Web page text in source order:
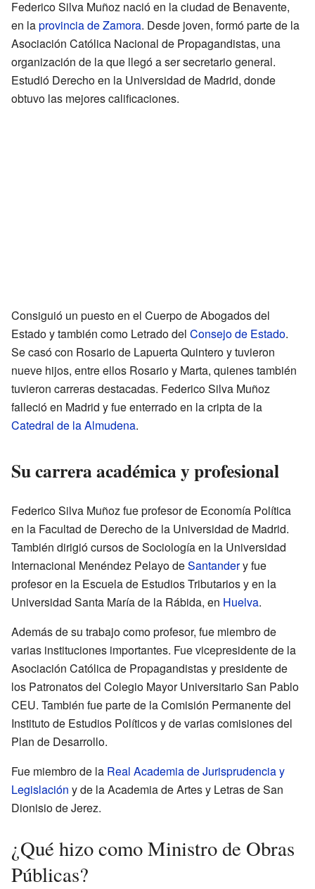
Federico Silva Muñoz nació en la ciudad de Benavente,
en laprovincia de Zamora. Desde joven, formó parte de la
Asociación Católica Nacional de Propagandistas, una
organización de la que llegó a ser secretario general.
Estudió Derecho en la Universidad de Madrid, donde
obtuvo las mejores calificaciones.
Consiguió un puesto en el Cuerpo de Abogados del
Estado y también como Letrado del Consejo de Estado.
Se casó con Rosario de Lapuerta Quintero y tuvieron
nueve hijos, entre ellos Rosario y Marta, quienes también
tuvieron carreras destacadas. Federico Silva Muñoz
falleció en Madrid y fue enterrado en la cripta de la
Catedral de la Almudena.
Su carrera académica y profesional
Federico Silva Muñoz fue profesor de Economía Política
en la Facultad de Derecho de la Universidad de Madrid.
También dirigió cursos de Sociología en la Universidad
Internacional Menéndez Pelayo deSantandery fue
profesor en la Escuela de Estudios Tributarios y en la
Universidad Santa María de la Rábida, en Huelva.
Además de su trabajo como profesor, fue miembro de
varias instituciones importantes. Fue vicepresidente de la
Asociación Católica de Propagandistas y presidente de
los Patronatos del Colegio Mayor Universitario San Pablo
CEU. También fue parte de la Comisión Permanente del
Instituto de Estudios Políticos y de varias comisiones del
Plan de Desarrollo.
Fue miembro de la Real Academia de Jurisprudencia y
Legislación y de la Academia de Artes y Letras de San
Dionisio de Jerez.
¿Qué hizo como Ministro de Obras
Públicas?